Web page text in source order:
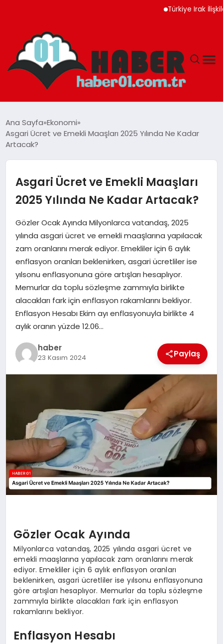
Türkiye Irak İlişkileri
ADANA
GÜNDEM
MAGAZIN
TEKNOLOJI
Ana Sayfa Ekonomi
Asgari Ücret ve Emekli Maaşları 2025 Yılında Ne Kadar
Artacak?
Asgari Ücret ve Emekli Maaşları
2025 Yılında Ne Kadar Artacak?
Gözler Ocak Ayında Milyonlarca vatandaş, 2025
yılında asgari ücret ve emekli maaşlarına yapılacak
zam oranlarını merak ediyor. Emekliler için 6 aylık
enflasyon oranları beklenirken, asgari ücretliler ise
yılsonu enflasyonuna göre artışları hesaplıyor.
Memurlar da toplu sözleşme zammıyla birlikte
alacakları fark için enflasyon rakamlarını bekliyor.
Enflasyon Hesabı Ekim ayı enflasyonuyla birlikte 4
aylık oranın yüzde 12.06…
haber
23 Kasım 2024 Paylaş
Gözler Ocak Ayında
Milyonlarca vatandaş, 2025 yılında asgari ücret ve
emekli maaşlarına yapılacak zam oranlarını merak
ediyor. Emekliler için 6 aylık enflasyon oranları
beklenirken, asgari ücretliler ise yılsonu enflasyonuna
göre artışları hesaplıyor. Memurlar da toplu sözleşme
zammıyla birlikte alacakları fark için enflasyon
rakamlarını bekliyor.
Enflasyon Hesabı